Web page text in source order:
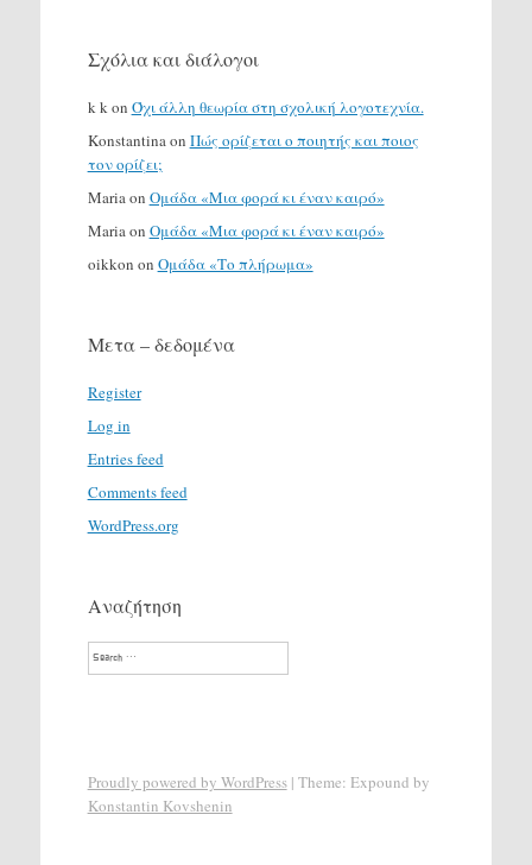
Σχόλια και διάλογοι
k k on Όχι άλλη θεωρία στη σχολική λογοτεχνία.
Konstantina on Πώς ορίζεται ο ποιητής και ποιος
τον ορίζει;
Maria on Ομάδα «Μια φορά κι έναν καιρό»
Maria on Ομάδα «Μια φορά κι έναν καιρό»
oikkon on Ομάδα «Το πλήρωμα»
Μετα – δεδομένα
Register
Log in
Entries feed
Comments feed
WordPress.org
Αναζήτηση
Search
Proudly powered by WordPress| Theme: Expound by
Konstantin Kovshenin